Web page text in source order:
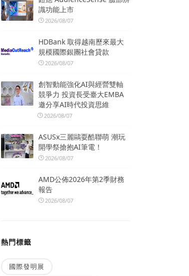
識功能上市
2026/08/07
HDBank 取得越南歷來最大
規模國際銀團社會貸款
2026/08/07
創智動能強化AI與經營雙軸
競爭力 投資長受臺大EMBA
邀分享AI時代投資思維
2026/08/07
ASUSx三麗鷗耍酷聯萌 潮玩
開學祭搶抱AI筆電！
2026/08/07
AMD公佈2026年第2季財務
報告
2026/08/07
熱門標籤
國際發明展